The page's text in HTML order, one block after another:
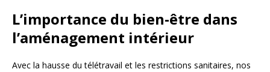
L’importance du bien-être dans
l’aménagement intérieur
Avec la hausse du télétravail et les restrictions sanitaires, nos